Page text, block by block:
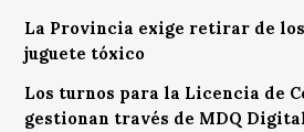
La Provincia exige retirar de
juguete tóxico
Los turnos para la Licencia de
gestionan través de MDQ